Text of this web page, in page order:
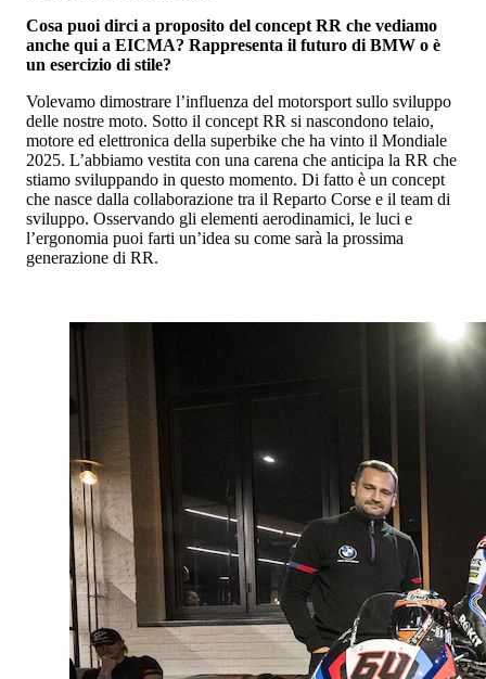
Cosa puoi dirci a proposito del concept RR che vediamo
anche qui a EICMA? Rappresenta il futuro di BMW o è
un esercizio di stile?
Volevamo dimostrare l’influenza del motorsport sullo sviluppo
delle nostre moto. Sotto il concept RR si nascondono telaio,
motore ed elettronica della superbike che ha vinto il Mondiale
2025. L’abbiamo vestita con una carena che anticipa la RR che
stiamo sviluppando in questo momento. Di fatto è un concept
che nasce dalla collaborazione tra il Reparto Corse e il team di
sviluppo. Osservando gli elementi aerodinamici, le luci e
l’ergonomia puoi farti un’idea su come sarà la prossima
generazione di RR.